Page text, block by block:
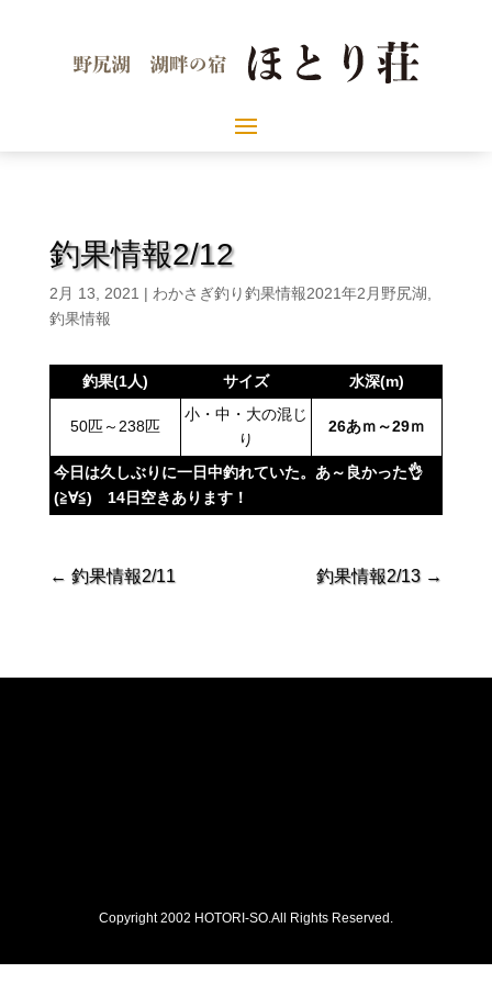
釣果情報2/12
2月 13, 2021 | わかさぎ釣り釣果情報2021年2月野尻湖
釣果情報
釣果(1人) サイズ 水深(m)
50匹～238匹
小・中・大の混じ
り
26あｍ～29ｍ
今日は久しぶりに一日中釣れていた。あ～良かった👌
(≧∀≦) 14日空きあります！
← 釣果情報2/11 釣果情報2/13 →
Copyright 2002 HOTORI-SO.All Rights Reserved.